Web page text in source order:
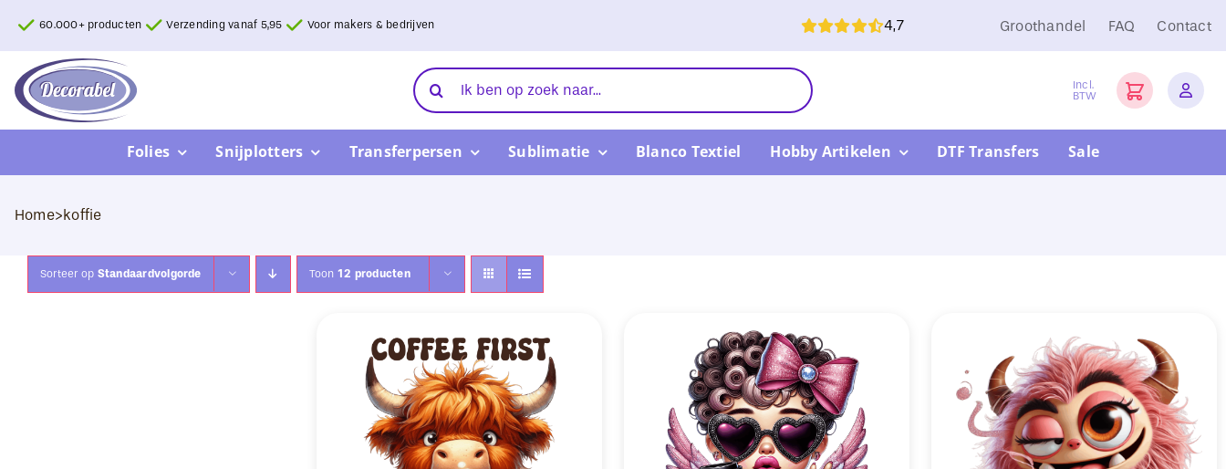
inhoud
60.000+ producten Verzending vanaf 5,95 Voor makers & bedrijven 4,7 Groothandel FAQ Contact
Zoeken
naar:
Incl.
BTW
Folies Snijplotters Transferpersen Sublimatie Blanco Textiel Hobby Artikelen DTF Transfers Sale
Home>koffie
Sorteer op Standaardvolgorde Toon 12 producten